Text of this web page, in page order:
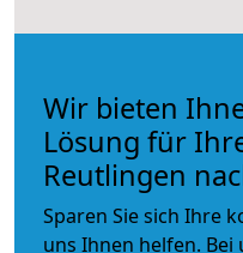
Wir bieten
Lösung für
Reutlingen
Sparen Sie sich Ihre
uns Ihnen helfen. Bei